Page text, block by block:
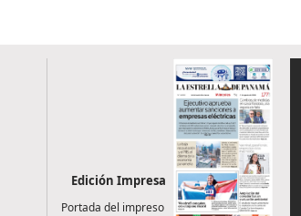
Edición Impresa
Portada del impreso